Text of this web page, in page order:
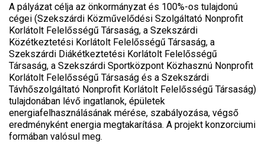
A pályázat célja az önkormányzat és 100%-os tulajdonú
cégei (Szekszárdi Közművelődési Szolgáltató Nonprofit
Korlátolt Felelősségű Társaság, a Szekszárdi
Közétkeztetési Korlátolt Felelősségű Társaság, a
Szekszárdi Diákétkeztetési Korlátolt Felelősségű
Társaság, a Szekszárdi Sportközpont Közhasznú Nonprofit
Korlátolt Felelősségű Társaság és a Szekszárdi
Távhőszolgáltató Nonprofit Korlátolt Felelősségű Társaság)
tulajdonában lévő ingatlanok, épületek
energiafelhasználásának mérése, szabályozása, végső
eredményként energia megtakarítása. A projekt konzorciumi
formában valósul meg.